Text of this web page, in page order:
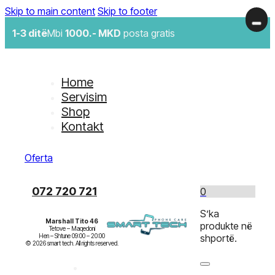
Skip to main content Skip to footer
1-3 ditëMbi 1000.- MKD posta gratis
Home
Servisim
Shop
Kontakt
Oferta
072 720 721
Marshall Tito 46
Tetove – Maqedoni
Hen – Shtune 09:00 – 20:00
0
S’ka
produkte në
shportë.